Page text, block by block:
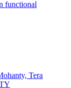
functional
Tera